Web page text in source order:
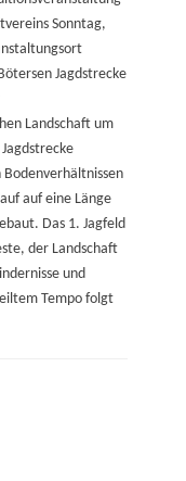
Sonntag,
Jagdstrecke
Landschaft um
auf eine Länge
Das 1. Jagfeld
der Landschaft
und
Tempo folgt